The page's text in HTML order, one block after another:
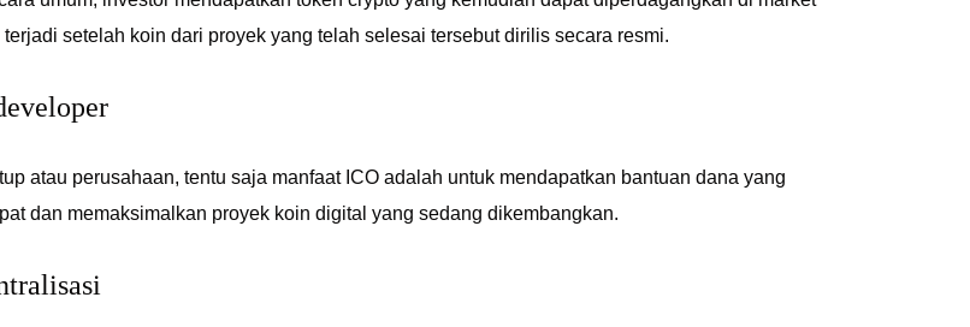
setelah koin dari proyek yang telah selesai tersebut dirilis secara resmi.
atau perusahaan, tentu saja manfaat ICO adalah untuk mendapatkan bantuan dana yang
dan memaksimalkan proyek koin digital yang sedang dikembangkan.